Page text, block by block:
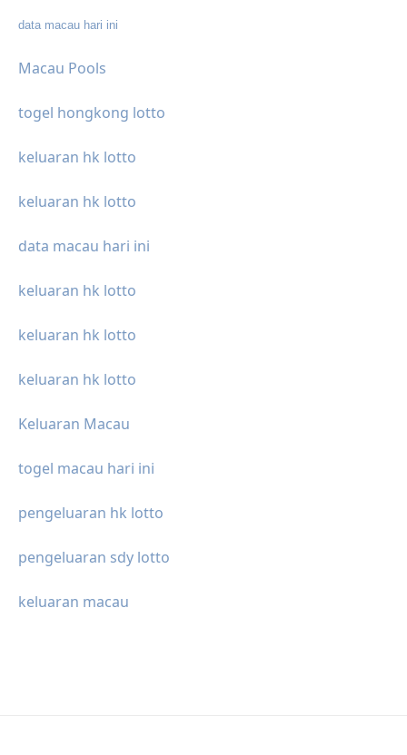
data macau hari ini
Macau Pools
togel hongkong lotto
keluaran hk lotto
keluaran hk lotto
data macau hari ini
keluaran hk lotto
keluaran hk lotto
keluaran hk lotto
Keluaran Macau
togel macau hari ini
pengeluaran hk lotto
pengeluaran sdy lotto
keluaran macau